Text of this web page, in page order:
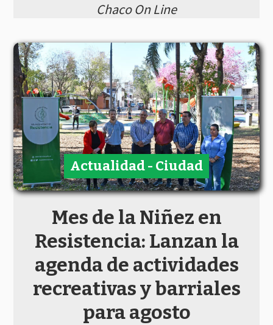
Chaco On Line
Mes de la Niñez en
Resistencia: Lanzan la
agenda de actividades
recreativas y barriales
para agosto
Actualidad - Ciudad